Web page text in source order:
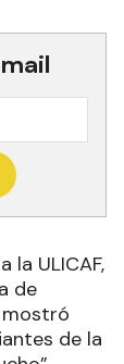
la ULICAF,
de
mostró
de la